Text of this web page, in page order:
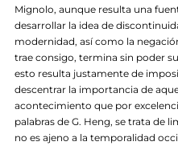
Mignolo, aunque resulta una
desarrollar la idea de
modernidad, así como la
trae consigo, termina sin poder
esto resulta justamente de
descentrar la importancia de
acontecimiento que por
palabras de G. Heng, se trata de
no es ajeno a la temporalidad